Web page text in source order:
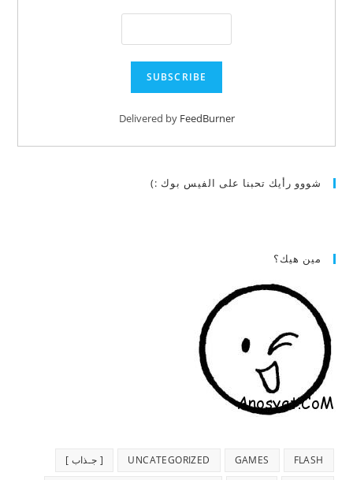
Delivered by FeedBurner
شووو رأيك تحبنا على الفيس بوك :)
مين هيك؟
FLASH
GAMES
UNCATEGORIZED [ جـذاب ]